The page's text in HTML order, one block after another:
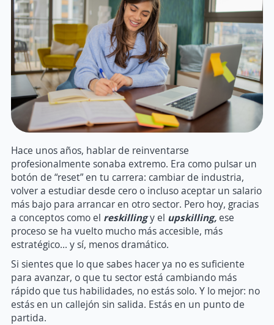
Hace unos años, hablar de reinventarse
profesionalmente sonaba extremo. Era como pulsar un
botón de “reset” en tu carrera: cambiar de industria,
volver a estudiar desde cero o incluso aceptar un salario
más bajo para arrancar en otro sector. Pero hoy, gracias
a conceptos como el reskillingy el upskilling, ese
proceso se ha vuelto mucho más accesible, más
estratégico… y sí, menos dramático.
Si sientes que lo que sabes hacer ya no es suficiente
para avanzar, o que tu sector está cambiando más
rápido que tus habilidades, no estás solo. Y lo mejor: no
estás en un callejón sin salida. Estás en un punto de
partida.